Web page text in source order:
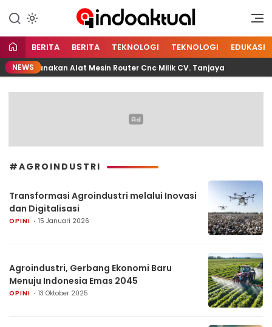
Indoaktual
Indonesia Aktual
BERITA BERITA TEKNOLOGI TEKNOLOGI EDUKASI
NEWS Alat Mesin Router Cnc Milik CV. Tanjaya
#AGROINDUSTRI
Transformasi Agroindustri melalui Inovasi
dan Digitalisasi
OPINI 15 Januari 2026
Agroindustri, Gerbang Ekonomi Baru
Menuju Indonesia Emas 2045
OPINI 13 Oktober 2025